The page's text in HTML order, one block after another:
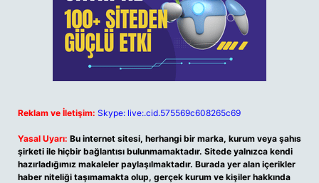
Reklam ve İletişim: Skype: live:.cid.575569c608265c69
Yasal Uyarı: Bu internet sitesi, herhangi bir marka, kurum veya şahıs
şirketi ile hiçbir bağlantısı bulunmamaktadır. Sitede yalnızca kendi
hazırladığımız makaleler paylaşılmaktadır. Burada yer alan içerikler
haber niteliği taşımamakta olup, gerçek kurum ve kişiler hakkında